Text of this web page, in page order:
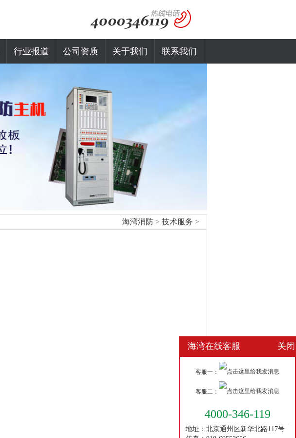
行业报道 公司资质 关于我们 联系我们
海湾消防 > 技术服务 >
海湾在线客服 关闭
客服一：
客服二：
4000-346-119
地址：北京通州区新华北路117号